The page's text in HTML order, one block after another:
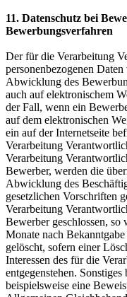
11. Datenschutz bei
Bewerbungsverfahren
Der für die Verarbeitung
personenbezogenen
Abwicklung des
auch auf elektronischem
der Fall, wenn ein
auf dem elektronischen
ein auf der Internetseite
Verarbeitung
Verarbeitung
Bewerber, werden die
Abwicklung des
gesetzlichen Vorschriften
Verarbeitung
Bewerber geschlossen,
Monate nach
gelöscht, sofern einer
Interessen des für die
entgegenstehen.
beispielsweise eine